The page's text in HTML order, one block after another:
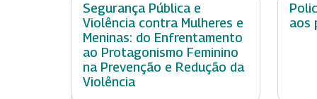
Segurança Pública e
Violência contra Mulheres e
Meninas: do Enfrentamento
ao Protagonismo Feminino
na Prevenção e Redução da
Violência
aos